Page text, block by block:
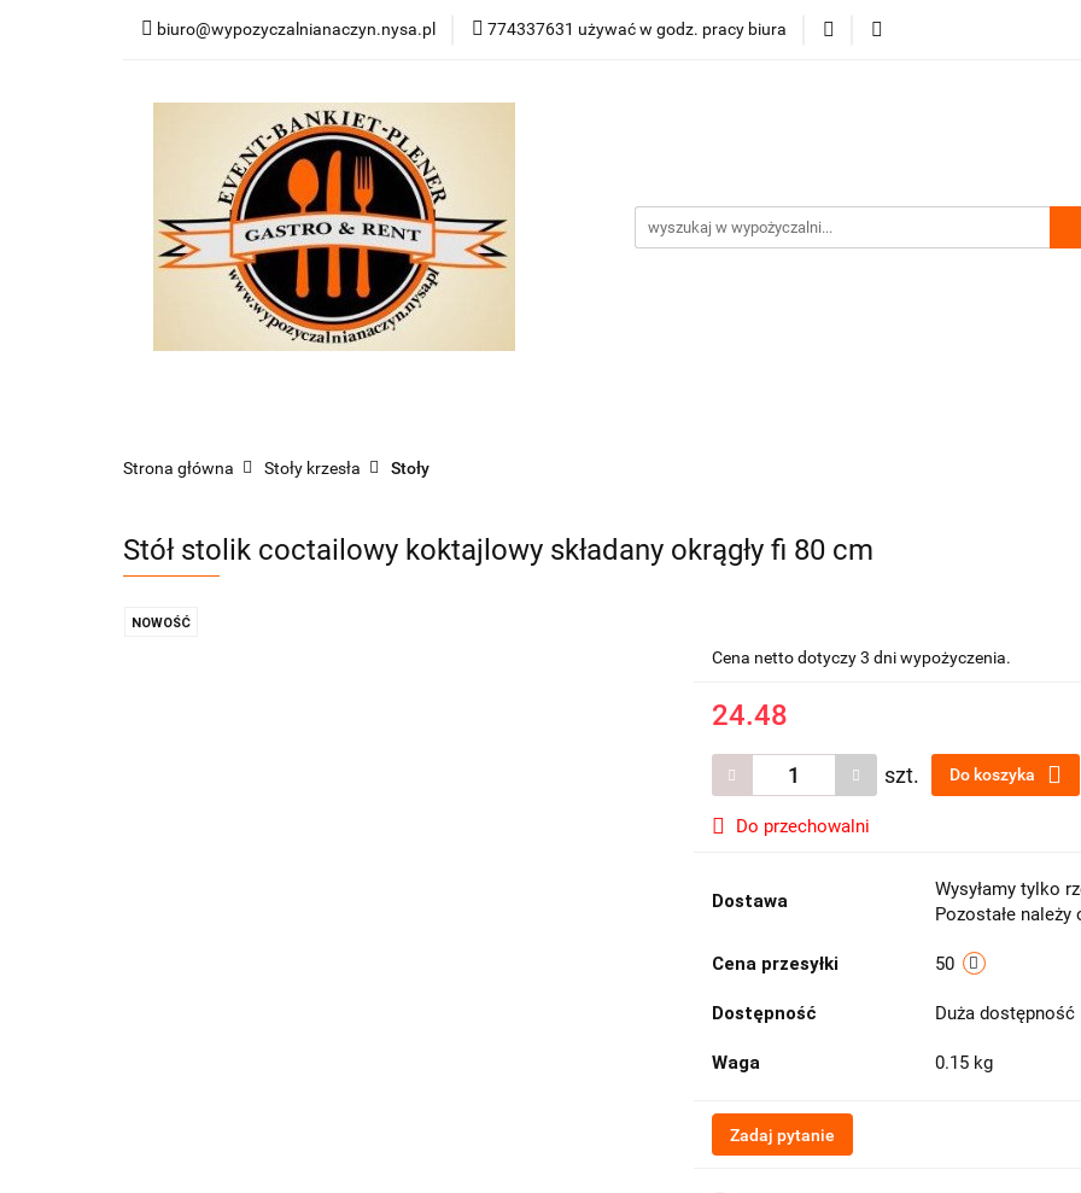
biuro@wypozyczalnianaczyn.nysa.pl 774337631 używać w godz. pracy biura
Kategorie Nowości Bestsellery Polecamy Nasze hity
Strona główna Stoły krzesła Stoły
Stół stolik coctailowy koktajlowy składany okrągły fi 80 cm
NOWOŚĆ
Cena netto dotyczy 3 dni wypożyczenia.
24.48
szt. Do koszyka
Do przechowalni
Dostawa
Wysyłamy tylko
Pozostałe
Cena przesyłki 50
Dostępność Duża dostępność
Waga 0.15 kg
Zadaj pytanie